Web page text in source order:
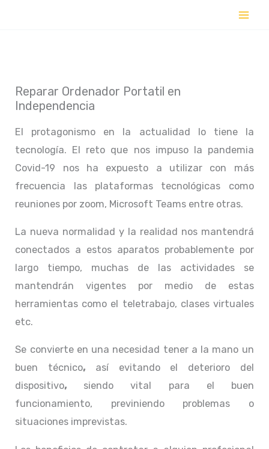
Reparar Ordenador Portatil en
Independencia
El protagonismo en la actualidad lo tiene la
tecnología. El reto que nos impuso la pandemia
Covid-19 nos ha expuesto a utilizar con más
frecuencia las plataformas tecnológicas como
reuniones por zoom, Microsoft Teams entre otras.
La nueva normalidad y la realidad nos mantendrá
conectados a estos aparatos probablemente por
largo tiempo, muchas de las actividades se
mantendrán vigentes por medio de estas
herramientas como el teletrabajo, clases virtuales
etc.
Se convierte en una necesidad tener a la mano un
buen técnico, así evitando el deterioro del
dispositivo, siendo vital para el buen
funcionamiento, previniendo problemas o
situaciones imprevistas.